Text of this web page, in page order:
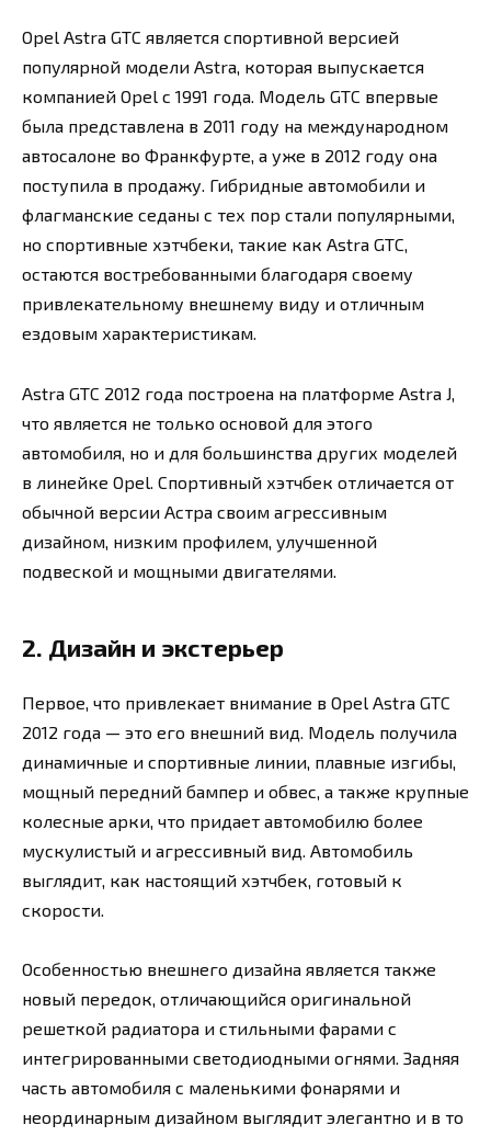
Opel Astra GTC является спортивной версией
популярной модели Astra, которая выпускается
компанией Opel с 1991 года. Модель GTC впервые
была представлена в 2011 году на международном
автосалоне во Франкфурте, а уже в 2012 году она
поступила в продажу. Гибридные автомобили и
флагманские седаны с тех пор стали популярными,
но спортивные хэтчбеки, такие как Astra GTC,
остаются востребованными благодаря своему
привлекательному внешнему виду и отличным
ездовым характеристикам.
Astra GTC 2012 года построена на платформе Astra J,
что является не только основой для этого
автомобиля, но и для большинства других моделей
в линейке Opel. Спортивный хэтчбек отличается от
обычной версии Астра своим агрессивным
дизайном, низким профилем, улучшенной
подвеской и мощными двигателями.
2. Дизайн и экстерьер
Первое, что привлекает внимание в Opel Astra GTC
2012 года — это его внешний вид. Модель получила
динамичные и спортивные линии, плавные изгибы,
мощный передний бампер и обвес, а также крупные
колесные арки, что придает автомобилю более
мускулистый и агрессивный вид. Автомобиль
выглядит, как настоящий хэтчбек, готовый к
скорости.
Особенностью внешнего дизайна является также
новый передок, отличающийся оригинальной
решеткой радиатора и стильными фарами с
интегрированными светодиодными огнями. Задняя
часть автомобиля с маленькими фонарями и
неординарным дизайном выглядит элегантно и в то